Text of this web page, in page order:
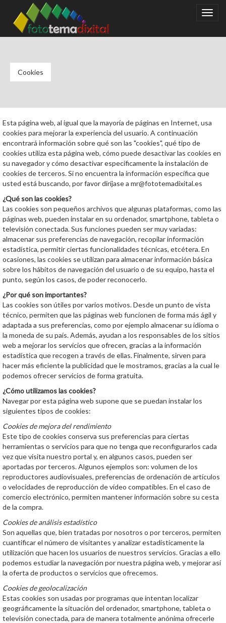
Cookies
Esta página web, al igual que la mayoría de páginas en Internet, usa
cookies para mejorar la experiencia del usuario. A continuación
encontrará información sobre qué son las "cookies", qué tipo de
cookies utiliza esta página web, cómo puede desactivar las cookies en
su navegador y cómo desactivar específicamente la instalación de
cookies de terceros. Si no encuentra la información específica que
usted está buscando, por favor diríjase a mr@fototemadixital.es
¿Qué son las cookies?
Las cookies son pequeños archivos que algunas plataformas, como las
páginas web, pueden instalar en su ordenador, smartphone, tableta o
televisión conectada. Sus funciones pueden ser muy variadas:
almacenar sus preferencias de navegación, recopilar información
estadística, permitir ciertas funcionalidades técnicas, etcétera. En
ocasiones, las cookies se utilizan para almacenar información básica
sobre los hábitos de navegación del usuario o de su equipo, hasta el
punto, según los casos, de poder reconocerlo.
¿Por qué son importantes?
Las cookies son útiles por varios motivos. Desde un punto de vista
técnico, permiten que las páginas web funcionen de forma más ágil y
adaptada a sus preferencias, como por ejemplo almacenar su idioma o
la moneda de su país. Además, ayudan a los responsables de los sitios
web a mejorar los servicios que ofrecen, gracias a la información
estadística que recogen a través de ellas. Finalmente, sirven para
hacer más eficiente la publicidad que le mostramos, gracias a la cual le
podemos ofrecer servicios de forma gratuita.
¿Cómo utilizamos las cookies?
Navegar por esta página web supone que se puedan instalar los
siguientes tipos de cookies:
Cookies de mejora del rendimiento
Este tipo de cookies conserva sus preferencias para ciertas
herramientas o servicios para que no tenga que reconfigurarlos cada
vez que visita nuestro portal y, en algunos casos, pueden ser
aportadas por terceros. Algunos ejemplos son: volumen de los
reproductores audiovisuales, preferencias de ordenación de artículos
o velocidades de reproducción de vídeo compatibles. En el caso de
comercio electrónico, permiten mantener información sobre su cesta
de la compra.
Cookies de análisis estadístico
Son aquellas que, bien tratadas por nosotros o por terceros, permiten
cuantificar el número de visitantes y analizar estadísticamente la
utilización que hacen los usuarios de nuestros servicios. Gracias a ello
podemos estudiar la navegación por nuestra página web, y mejorar así
la oferta de productos o servicios que ofrecemos.
Cookies de geolocalización
Estas cookies son usadas por programas que intentan localizar
geográficamente la situación del ordenador, smartphone, tableta o
televisión conectada, para de manera totalmente anónima ofrecerle